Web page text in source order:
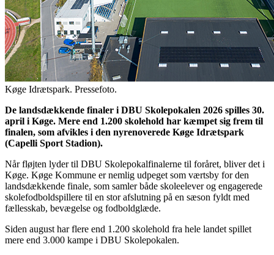
Køge Idrætspark. Pressefoto.
De landsdækkende finaler i DBU Skolepokalen 2026 spilles 30.
april i Køge. Mere end 1.200 skolehold har kæmpet sig frem til
finalen, som afvikles i den nyrenoverede Køge Idrætspark
(Capelli Sport Stadion).
Når fløjten lyder til DBU Skolepokalfinalerne til foråret, bliver det i
Køge. Køge Kommune er nemlig udpeget som værtsby for den
landsdækkende finale, som samler både skoleelever og engagerede
skolefodboldspillere til en stor afslutning på en sæson fyldt med
fællesskab, bevægelse og fodboldglæde.
Siden august har flere end 1.200 skolehold fra hele landet spillet
mere end 3.000 kampe i DBU Skolepokalen.